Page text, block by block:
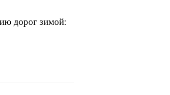
дорог зимой: